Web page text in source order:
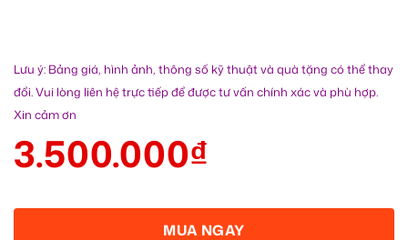
Lưu ý: Bảng giá, hình ảnh, thông số kỹ thuật và quà tặng có thể thay
đổi. Vui lòng liên hệ trực tiếp để được tư vấn chính xác và phù hợp.
Xin cảm ơn
3.500.000₫
MUA NGAY